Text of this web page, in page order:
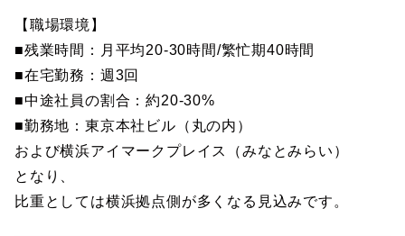
【職場環境】
■残業時間：月平均20-30時間/繁忙期40時間
■在宅勤務：週3回
■中途社員の割合：約20-30%
■勤務地：東京本社ビル（丸の内）
および横浜アイマークプレイス（みなとみらい）
となり、
比重としては横浜拠点側が多くなる見込みです。